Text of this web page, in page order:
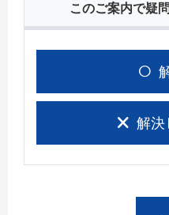
このご案内で疑
解決